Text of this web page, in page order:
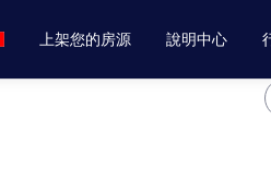
上架您的房源 說明中心